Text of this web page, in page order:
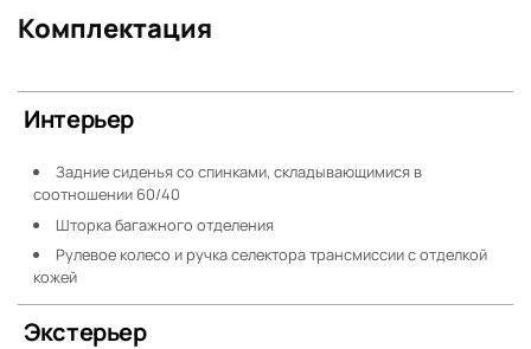
Комплектация
Интерьер
Задние сиденья со спинками, складывающимися в
соотношении 60/40
Шторка багажного отделения
Рулевое колесо и ручка селектора трансмиссии с отделкой
кожей
Экстерьер